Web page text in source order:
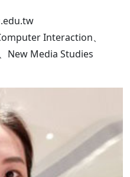
Interaction、
New Media Studies